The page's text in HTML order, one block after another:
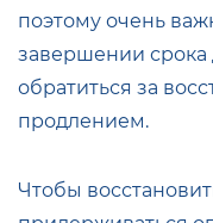
поэтому очень
завершении
обратиться за
продлением.
Чтобы